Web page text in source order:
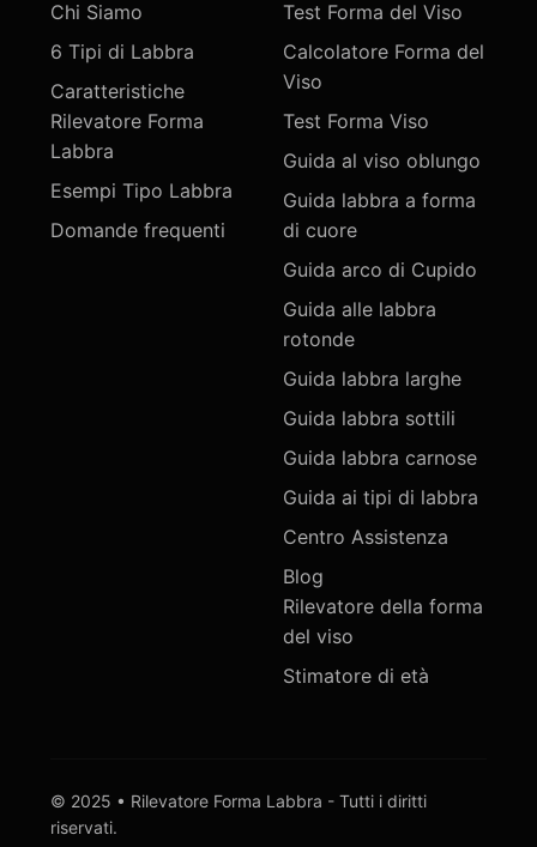
Chi Siamo
6 Tipi di Labbra
Caratteristiche
Rilevatore Forma
Labbra
Esempi Tipo Labbra
Domande frequenti
Test Forma del Viso
Calcolatore Forma del
Viso
Test Forma Viso
Guida al viso oblungo
Guida labbra a forma
di cuore
Guida arco di Cupido
Guida alle labbra
rotonde
Guida labbra larghe
Guida labbra sottili
Guida labbra carnose
Guida ai tipi di labbra
Centro Assistenza
Blog
Rilevatore della forma
del viso
Stimatore di età
© 2025 • Rilevatore Forma Labbra - Tutti i diritti
riservati.